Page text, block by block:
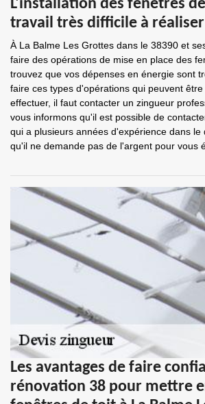
L'installation des fenêtres
travail très difficile à réaliser
À La Balme Les Grottes dans le 38390 et
faire des opérations de mise en place des
trouvez que vos dépenses en énergie sont
faire ces types d'opérations qui peuvent
effectuer, il faut contacter un zingueur
vous informons qu'il est possible de
qui a plusieurs années d'expérience dans le
qu'il ne demande pas de l'argent pour vous
Les avantages de faire
rénovation 38 pour mettre